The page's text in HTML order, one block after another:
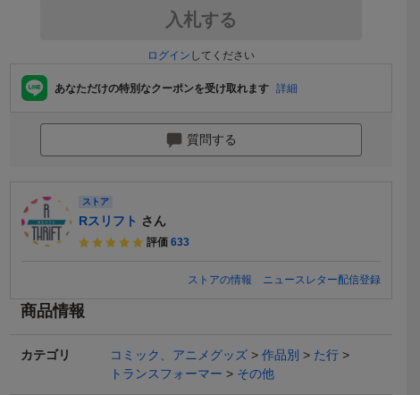
入札する
ログイン してください
あなただけの特別なクーポンを受け取れます 詳細
質問する
ストア
Rスリフト さん
評価 633
ストアの情報 ニュースレター配信登録
商品情報
カテゴリ コミック、アニメグッズ 作品別
た行
トランスフォーマー
その他